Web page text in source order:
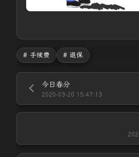
# 手续费 # 退保
今日春分
2020-03-20 15:47:13